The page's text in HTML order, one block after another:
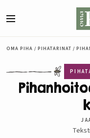
OMA PIHA / PIHATARINAT /